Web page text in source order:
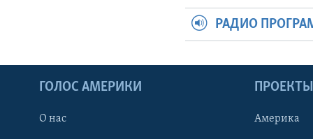
РАДИО
ГОЛОС АМЕРИКИ
О нас
ПРОЕКТЫ
Америка